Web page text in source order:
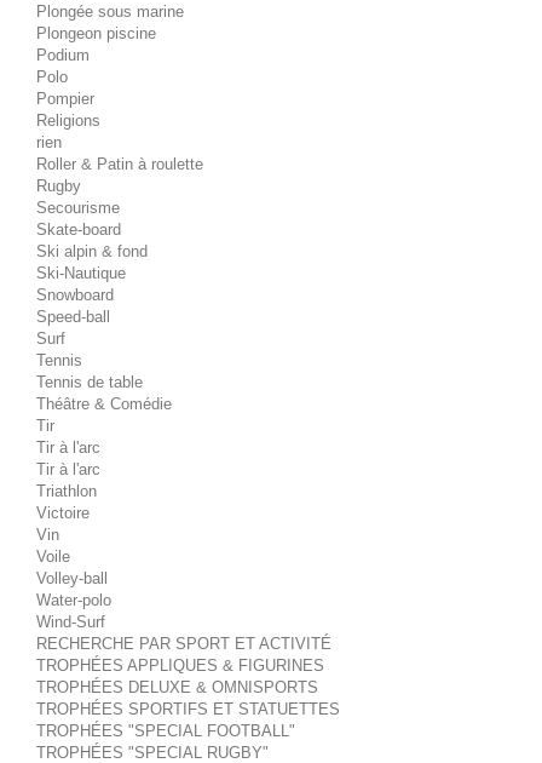
Plongée sous marine
Plongeon piscine
Podium
Polo
Pompier
Religions
rien
Roller & Patin à roulette
Rugby
Secourisme
Skate-board
Ski alpin & fond
Ski-Nautique
Snowboard
Speed-ball
Surf
Tennis
Tennis de table
Théâtre & Comédie
Tir
Tir à l'arc
Tir à l'arc
Triathlon
Victoire
Vin
Voile
Volley-ball
Water-polo
Wind-Surf
RECHERCHE PAR SPORT ET ACTIVITÉ
TROPHÉES APPLIQUES & FIGURINES
TROPHÉES DELUXE & OMNISPORTS
TROPHÉES SPORTIFS ET STATUETTES
TROPHÉES "SPECIAL FOOTBALL"
TROPHÉES "SPECIAL RUGBY"